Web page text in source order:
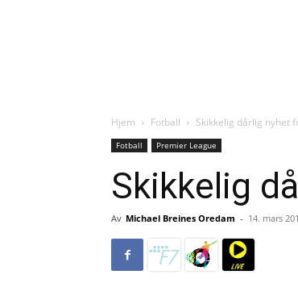
Hjem Fotball Skikkelig dårlig nyhet
Fotball Premier League
Skikkelig
Av Michael Breines Oredam - 14. mars